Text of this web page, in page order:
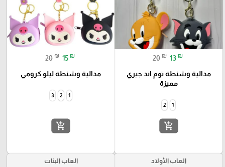
20 ₪ 13 ₪
مدالية وشنطة توم اند جيري
مميزة
1
2
add_shopping_cart
20 ₪ 15 ₪
مدالية وشنطة ليلو كرومي
1
2
3
add_shopping_cart
العاب الأولاد العاب البنات